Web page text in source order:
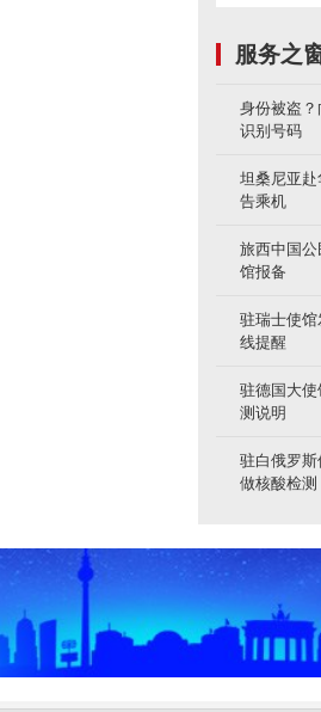
服务之
身份被盗
识别号码
坦桑尼亚
告乘机
旅西中国
馆报备
驻瑞士使
线提醒
驻德国大
测说明
驻白俄罗
做核酸检测